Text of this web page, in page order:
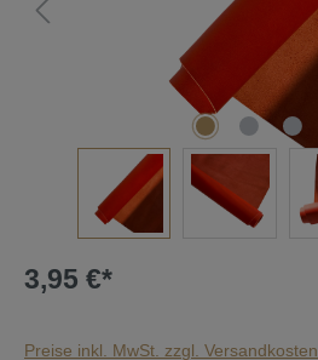
3,95 €*
Preise inkl. MwSt. zzgl. Versandkosten